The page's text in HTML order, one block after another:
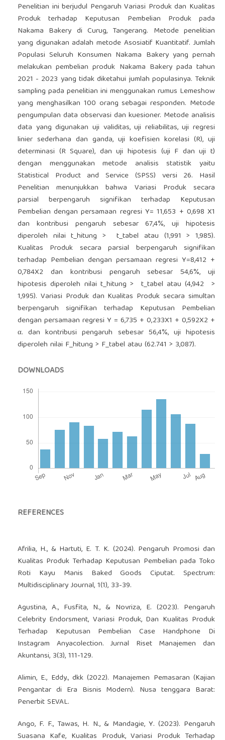
Penelitian ini berjudul Pengaruh Variasi Produk dan Kualitas
Produk terhadap Keputusan Pembelian Produk pada
Nakama Bakery di Curug, Tangerang. Metode penelitian
yang digunakan adalah metode Asosiatif Kuantitatif. Jumlah
Populasi Seluruh Konsumen Nakama Bakery yang pernah
melakukan pembelian produk Nakama Bakery pada tahun
2021 - 2023 yang tidak diketahui jumlah populasinya. Teknik
sampling pada penelitian ini menggunakan rumus Lemeshow
yang menghasilkan 100 orang sebagai responden. Metode
pengumpulan data observasi dan kuesioner. Metode analisis
data yang digunakan uji validitas, uji reliabilitas, uji regresi
linier sederhana dan ganda, uji koefisien korelasi (R), uji
determinasi (R Square), dan uji hipotesis (uji F dan uji t)
dengan menggunakan metode analisis statistik yaitu
Statistical Product and Service (SPSS) versi 26. Hasil
Penelitian menunjukkan bahwa Variasi Produk secara
parsial berpengaruh signifikan terhadap Keputusan
Pembelian dengan persamaan regresi Y= 11,653 + 0,698 X1
dan kontribusi pengaruh sebesar 67,4%, uji hipotesis
diperoleh nilai t_hitung > t_tabel atau (1,991 > 1,985).
Kualitas Produk secara parsial berpengaruh signifikan
terhadap Pembelian dengan persamaan regresi Y=8,412 +
0,784X2 dan kontribusi pengaruh sebesar 54,6%, uji
hipotesis diperoleh nilai t_hitung > t_tabel atau (4,942 >
1,995). Variasi Produk dan Kualitas Produk secara simultan
berpengaruh signifikan terhadap Keputusan Pembelian
dengan persamaan regresi Y = 6,735 + 0,233X1 + 0,592X2 +
α. dan kontribusi pengaruh sebesar 56,4%, uji hipotesis
diperoleh nilai F_hitung > F_tabel atau (62.741 > 3,087).
DOWNLOADS
REFERENCES
Afrilia, H., & Hartuti, E. T. K. (2024). Pengaruh Promosi dan
Kualitas Produk Terhadap Keputusan Pembelian pada Toko
Roti Kayu Manis Baked Goods Ciputat. Spectrum:
Multidisciplinary Journal, 1(1), 33-39.
Agustina, A., Fusfita, N., & Novriza, E. (2023). Pengaruh
Celebrity Endorsment, Variasi Produk, Dan Kualitas Produk
Terhadap Keputusan Pembelian Case Handphone Di
Instagram Anyacolection. Jurnal Riset Manajemen dan
Akuntansi, 3(3), 111-129.
Alimin, E., Eddy., dkk (2022). Manajemen Pemasaran (Kajian
Pengantar di Era Bisnis Modern). Nusa tenggara Barat:
Penerbit SEVAL.
Ango, F. F., Tawas, H. N., & Mandagie, Y. (2023). Pengaruh
Suasana Kafe, Kualitas Produk, Variasi Produk Terhadap